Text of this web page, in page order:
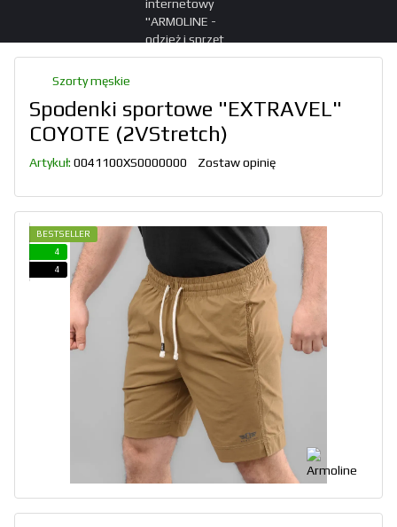
Szorty męskie
Spodenki sportowe "EXTRAVEL"
COYOTE (2VStretch)
Artykuł: 0041100XS0000000 Zostaw opinię
BESTSELLER
4
4